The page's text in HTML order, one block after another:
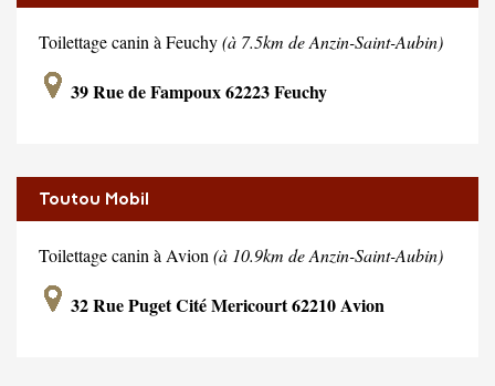
Toilettage canin à Feuchy(à 7.5km de Anzin-Saint-Aubin)
39 Rue de Fampoux 62223 Feuchy
Toutou Mobil
Toilettage canin à Avion (à 10.9km de Anzin-Saint-Aubin)
32 Rue Puget Cité Mericourt 62210 Avion